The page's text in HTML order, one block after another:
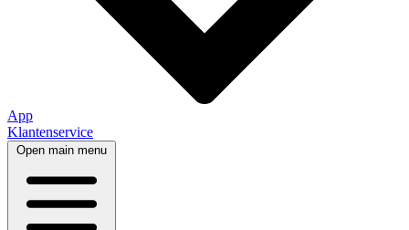
App
Klantenservice
Open main menu